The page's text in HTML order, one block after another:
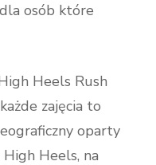
osób które
Heels Rush
zajęcia to
oparty
Heels, na